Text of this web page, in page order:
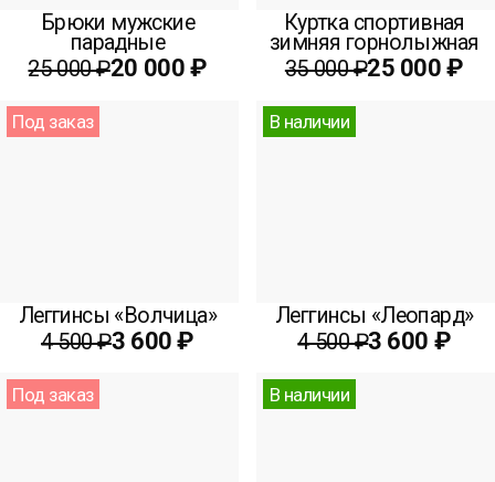
Брюки мужские
парадные
25 000 ₽20 000 ₽
Куртка спортивная
зимняя горнолыжная
35 000 ₽25 000 ₽
Под заказ
Леггинсы «Волчица»
4 500 ₽3 600 ₽
В наличии
Леггинсы «Леопард»
4 500 ₽3 600 ₽
Под заказ В наличии